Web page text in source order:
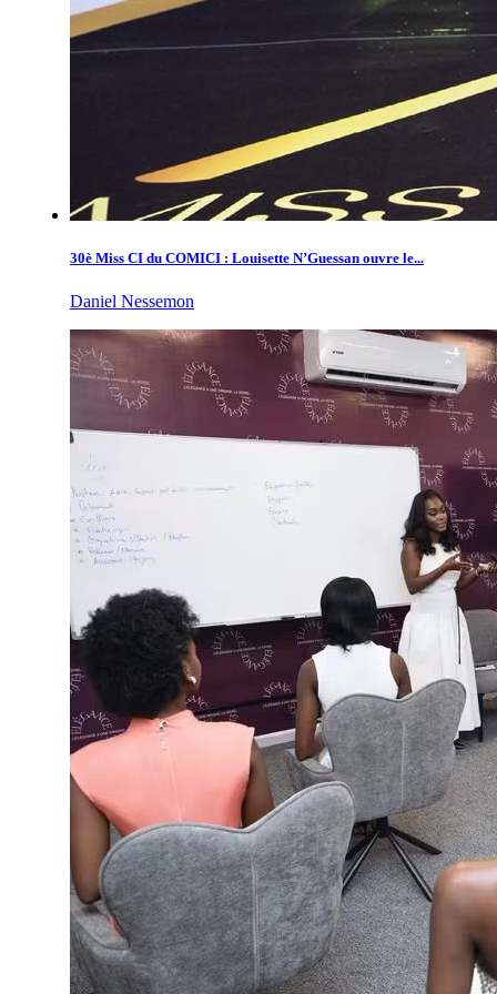
30è Miss CI du COMICI : Louisette N’Guessan ouvre le...
Daniel Nessemon